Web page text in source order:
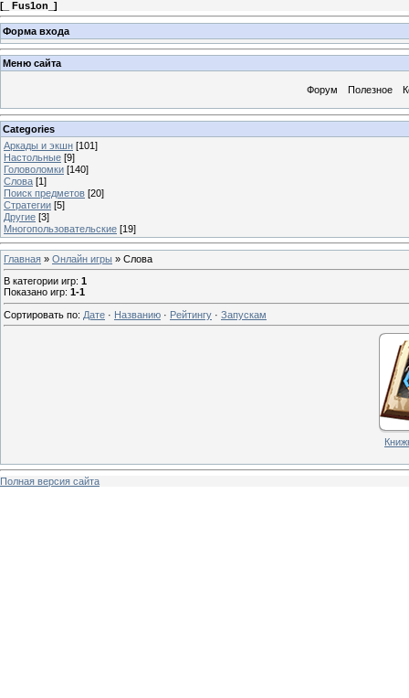
[ _ Fus1on_ ]
Форма входа
Меню сайта
Форум Полезное
Categories
Аркады и экшн [101]
Настольные [9]
Головоломки [140]
Слова [1]
Поиск предметов [20]
Стратегии [5]
Другие [3]
Многопользовательские [19]
Главная » Онлайн игры » Слова
В категории игр: 1
Показано игр: 1-1
Сортировать по: Дате · Названию · Рейтингу · Запускам
Полная версия сайта